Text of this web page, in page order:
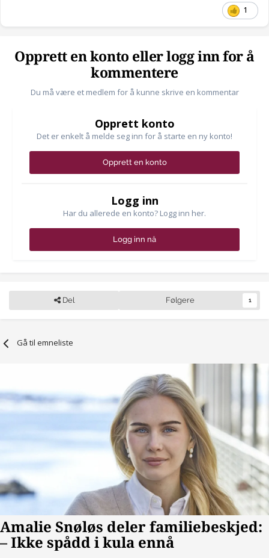
1
Opprett en konto eller logg inn for å
kommentere
Du må være et medlem for å kunne skrive en kommentar
Opprett konto
Det er enkelt å melde seg inn for å starte en ny konto!
Opprett en konto
Logg inn
Har du allerede en konto? Logg inn her.
Logg inn nå
Del Følgere 1
Gå til emneliste